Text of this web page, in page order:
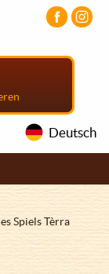
Deutsch
Spiels Tèrra